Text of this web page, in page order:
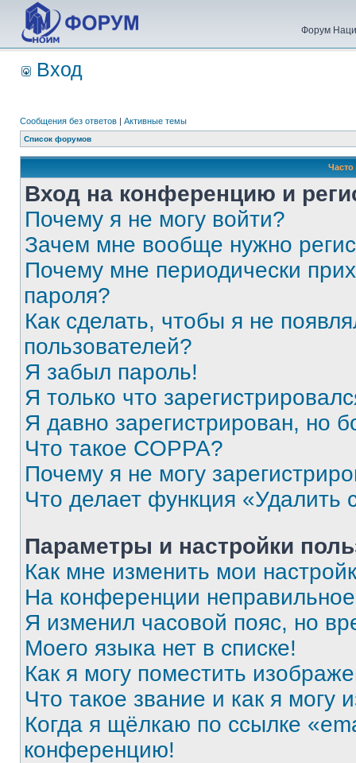
Форум
Вход
Сообщения без ответов | Активные темы
Список форумов
Вход на конференцию и
Почему я не могу войти?
Зачем мне вообще нужно
Почему мне периодически
пароля?
Как сделать, чтобы я не
пользователей?
Я забыл пароль!
Я только что
Я давно зарегистрирован, но
Что такое COPPA?
Почему я не могу
Что делает функция «Удалить
Параметры и настройки
Как мне изменить мои
На конференции
Я изменил часовой пояс, но
Моего языка нет в списке!
Как я могу поместить
Что такое звание и как я могу
Когда я щёлкаю по ссылке
конференцию!